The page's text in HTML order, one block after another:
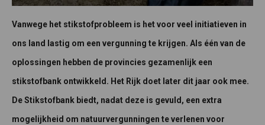
Vanwege het stikstofprobleem is het voor veel initiatieven in
ons land lastig om een vergunning te krijgen. Als één van de
oplossingen hebben de provincies gezamenlijk een
stikstofbank ontwikkeld. Het Rijk doet later dit jaar ook mee.
De Stikstofbank biedt, nadat deze is gevuld, een extra
mogelijkheid om natuurvergunningen te verlenen voor